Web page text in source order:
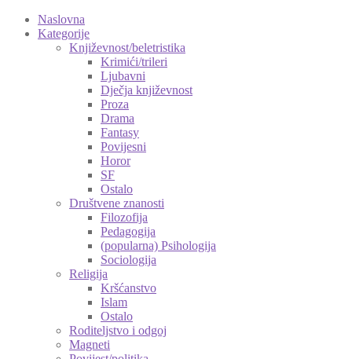
Naslovna
Kategorije
Književnost/beletristika
Krimići/trileri
Ljubavni
Dječja književnost
Proza
Drama
Fantasy
Povijesni
Horor
SF
Ostalo
Društvene znanosti
Filozofija
Pedagogija
(popularna) Psihologija
Sociologija
Religija
Kršćanstvo
Islam
Ostalo
Roditeljstvo i odgoj
Magneti